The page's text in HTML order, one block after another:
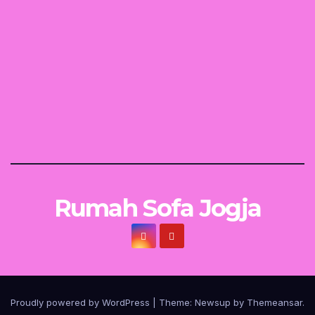
Rumah Sofa Jogja
Proudly powered by WordPress Theme: Newsup by Themeansar.